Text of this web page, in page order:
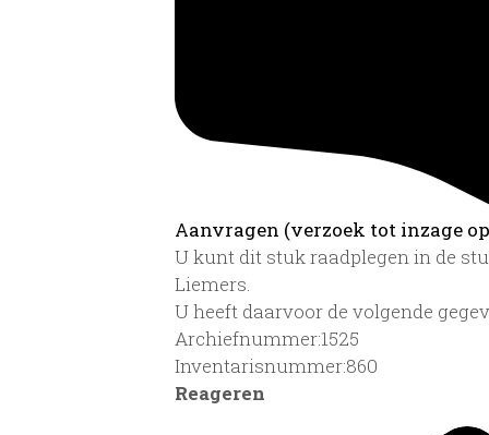
Aanvragen (verzoek tot inzage
U kunt dit stuk raadplegen in de
Liemers.
U heeft daarvoor de volgende
Archiefnummer:1525
Inventarisnummer:860
Reageren